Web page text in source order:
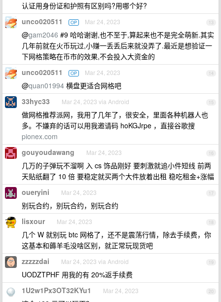
认证用身份证和护照有区别吗?用哪个好?
13
unco020511 OP Mar 24, 2023
@gam2046 #9 哈哈谢谢,也不至于,算起来也不是完全萌新.其实
几年前就在火币玩过,小赚一丢丢后来就没弄了.最近是想验证一
下网格策略在币市的效果,不会投入大资金的
14
unco020511 OP Mar 24, 2023
@quan01994 横盘更适合网格吧
15
33hyc33 Mar 24, 2023 via Android
做网格推荐派网，我用了几年了，很安全，里面各种机器人也
多。不嫌弃的话可以用我邀请码 hoKGJrpe ，直接谷歌搜
pionex.com
16
gouyoudawang Mar 24, 2023
几万的子弹玩不溜啊 入 cs 饰品刚好 要刺激就追小件短线 前两
天贴纸翻了 10 倍 要稳定就买两个大件放着出租 稳吃租金+涨幅
17
oueryini Mar 24, 2023
别玩合约，别玩合约，别玩合约
18
lisxour Mar 24, 2023
几个 W 就别玩 btc 网格了，还不是震荡行情，除去手续费，你
这基本和薅羊毛没啥区别，就正常玩现货吧
19
zzzzzdai Mar 24, 2023 via Android
UODZTPHF 用我的有 20%返手续费
20
1U2w1Px3OT32KYu1 Mar 24, 2023